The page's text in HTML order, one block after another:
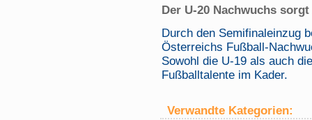
Der U-20 Nachwuchs
Durch den Semifinaleinzug
Österreichs Fußball-
Sowohl die U-19 als auch
Fußballtalente im Kader.
Verwandte Kategorien: